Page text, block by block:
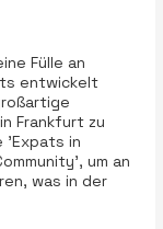
Fülle an
entwickelt
Frankfurt zu
'Expats in
um an
was in der